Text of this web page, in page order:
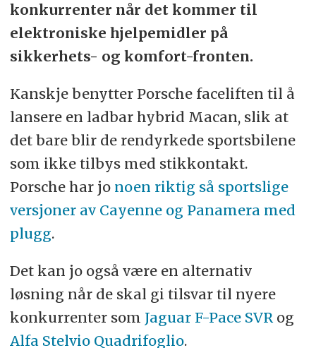
konkurrenter når det kommer til
elektroniske hjelpemidler på
sikkerhets- og komfort-fronten.
Kanskje benytter Porsche faceliften til å
lansere en ladbar hybrid Macan, slik at
det bare blir de rendyrkede sportsbilene
som ikke tilbys med stikkontakt.
Porsche har jo noen riktig så sportslige
versjoner av Cayenne og Panamera med
plugg.
Det kan jo også være en alternativ
løsning når de skal gi tilsvar til nyere
konkurrenter som Jaguar F-Pace SVR og
Alfa Stelvio Quadrifoglio.